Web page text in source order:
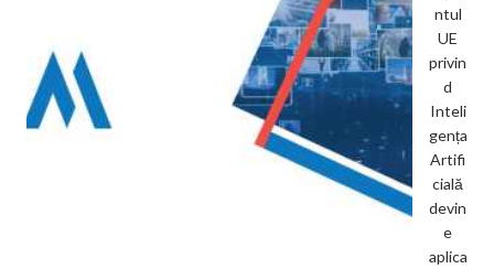
ntul
UE
privin
d
Inteli
gența
Artifi
cială
devin
e
aplica